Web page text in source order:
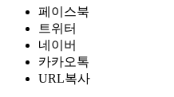
페이스북
트위터
네이버
카카오톡
URL복사